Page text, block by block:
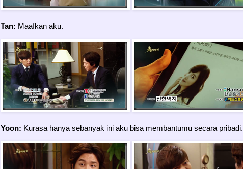
Tan: Maafkan aku.
Yoon: Kurasa hanya sebanyak ini aku bisa membantumu secara pribadi.